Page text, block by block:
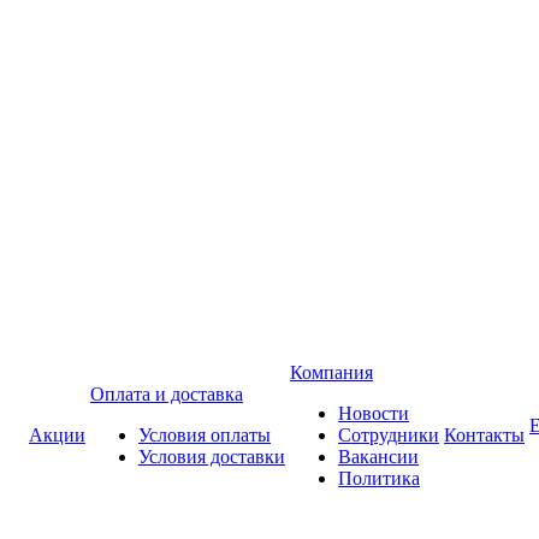
Акции
Оплата и доставка
Условия оплаты
Условия доставки
Компания
Новости
Сотрудники
Вакансии
Политика
Контакты